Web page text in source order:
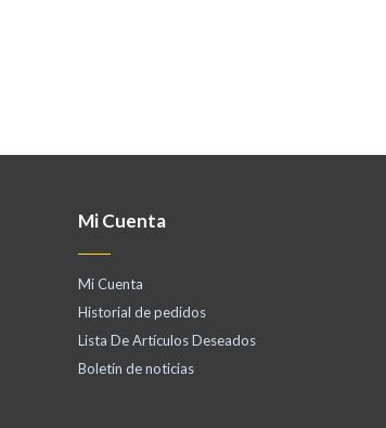
Mi Cuenta
Mi Cuenta
Historial de pedidos
Lista De Artículos Deseados
Boletín de noticias